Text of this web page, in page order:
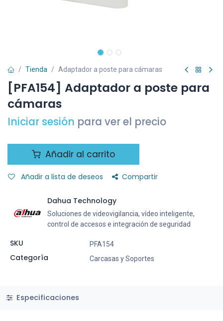
Tienda Adaptador a poste para cámaras
[PFA154] Adaptador a poste para
cámaras
Iniciar sesión para ver el precio
Añadir al carrito
Añadir a lista de deseos Compartir
Dahua Technology
Soluciones de videovigilancia, vídeo inteligente,
control de accesos e integración de seguridad
SKU PFA154
Categoría Carcasas y Soportes
Especificaciones